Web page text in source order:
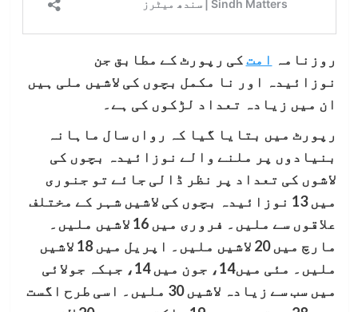
روزنامہ امتکی رپورٹ کے مطابق جن
نوزائیدہ اور نا مکمل بچوں کی لاشیں ملی ہیں
ان میں زیادہ تعداد لڑکوں کی ہے۔
رپورٹ میں بتایا گیا کہ رواں سال ماہانہ
بنیادوں پر ملنے والے نوزائیدہ بچوں کی
لاشوں کی تعداد پر نظر ڈالی جائے تو جنوری
میں 13 نوزائیدہ بچوں کی لاشیں شہر کے مختلف
علاقوں سے ملیں۔ فروری میں 16 لاشیں ملیں۔
مارچ میں 20 لاشیں ملیں۔ اپریل میں 18 لاشیں
ملیں۔ مئی میں14، جون میں 14، جبکہ جولائی
میں سب سے زیادہ لاشیں 30 ملیں۔ اسی طرح اگست